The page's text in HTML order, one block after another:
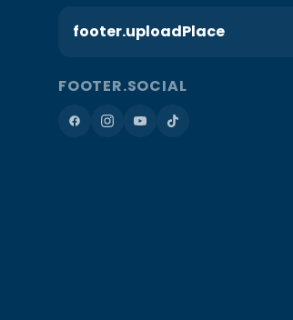
footer.uploadPlace
FOOTER.SOCIAL